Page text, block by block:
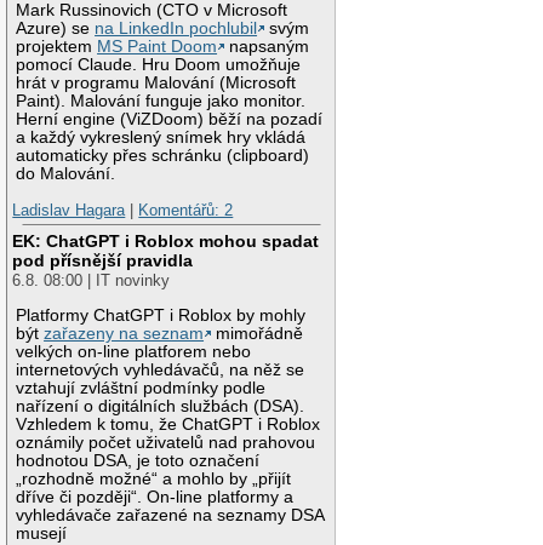
Mark Russinovich (CTO v Microsoft
Azure) se na LinkedIn pochlubil
svým
projektem MS Paint Doom
napsaným
pomocí Claude. Hru Doom umožňuje
hrát v programu Malování (Microsoft
Paint). Malování funguje jako monitor.
Herní engine (ViZDoom) běží na pozadí
a každý vykreslený snímek hry vkládá
automaticky přes schránku (clipboard)
do Malování.
Ladislav Hagara
Komentářů: 2
EK: ChatGPT i Roblox mohou spadat
pod přísnější pravidla
6.8. 08:00 | IT novinky
Platformy ChatGPT i Roblox by mohly
býtzařazeny na seznam
mimořádně
velkých on-line platforem nebo
internetových vyhledávačů, na něž se
vztahují zvláštní podmínky podle
nařízení o digitálních službách (DSA).
Vzhledem k tomu, že ChatGPT i Roblox
oznámily počet uživatelů nad prahovou
hodnotou DSA, je toto označení
„rozhodně možné“ a mohlo by „přijít
dříve či později“. On-line platformy a
vyhledávače zařazené na seznamy DSA
musejí